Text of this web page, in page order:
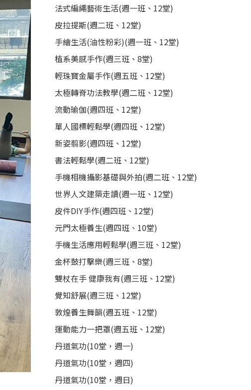
法式編繩藝術生活(週一班、12堂)
皮拉提斯(週二班、12堂)
手繪生活(油性粉彩)(週一班、12堂)
植系美感手作(週三班、8堂)
輕珠寶金屬手作(週五班、12堂)
太極轉脊功法教學(週二班、12堂)
流動瑜伽(週四班、12堂)
單人國標輕鬆學(週四班、12堂)
新姿翦影(週四班、12堂)
書法輕鬆學(週二班、12堂)
手機相機攝影基礎與外拍(週二班、12堂)
世界人文建築走讀(週一班、12堂)
皮件DIY手作(週四班、12堂)
元門太極養生(週四班、10堂)
手機生活應用輕鬆學(週三班、12堂)
金杯鼓打擊樂(週三班、8堂)
雙杖在手 健康我有(週三班、12堂)
覺知舒展(週三班、12堂)
敦煌養生舞韻(週五班、12堂)
運動能力一把罩(週五班、12堂)
丹道氣功(10堂，週一)
丹道氣功(10堂，週四)
丹道氣功(10堂，週日)